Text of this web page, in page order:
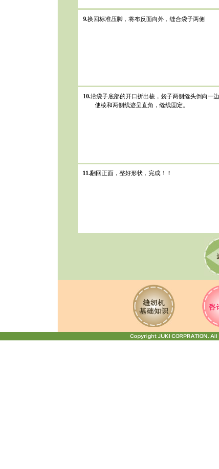
9.换回标准压脚，将布反面向外，缝合袋子两侧
10.沿袋子底部的开口折出棱，袋子两侧缝头倒向一
使棱和两侧线迹呈直角，缝线固定。
11.翻回正面，整好形状，完成！！